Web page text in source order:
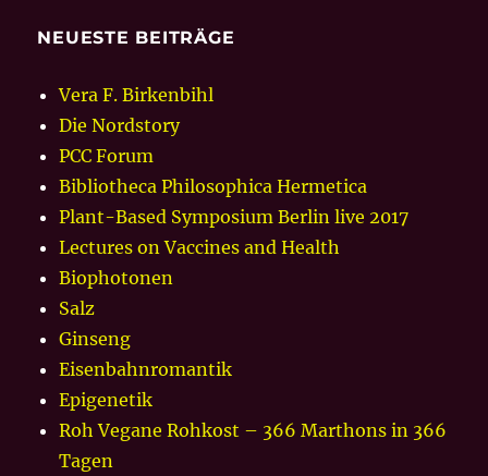
NEUESTE BEITRÄGE
Vera F. Birkenbihl
Die Nordstory
PCC Forum
Bibliotheca Philosophica Hermetica
Plant-Based Symposium Berlin live 2017
Lectures on Vaccines and Health
Biophotonen
Salz
Ginseng
Eisenbahnromantik
Epigenetik
Roh Vegane Rohkost – 366 Marthons in 366
Tagen